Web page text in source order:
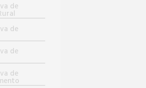
de
de
de
de